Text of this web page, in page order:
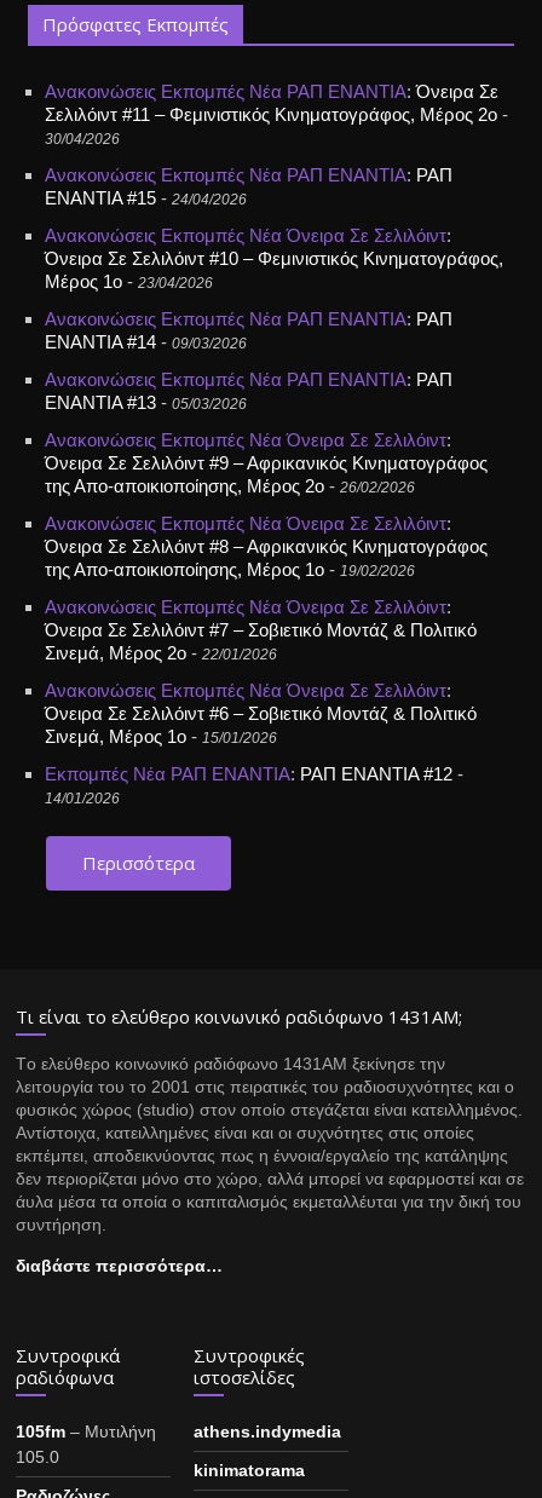
Πρόσφατες Εκπομπές
Ανακοινώσεις Εκπομπές Νέα ΡΑΠ ΕΝΑΝΤΙΑ:Όνειρα Σε
Σελιλόιντ #11 – Φεμινιστικός Κινηματογράφος, Μέρος 2ο -
30/04/2026
Ανακοινώσεις Εκπομπές Νέα ΡΑΠ ΕΝΑΝΤΙΑ: ΡΑΠ
ΕΝΑΝΤΙΑ #15 -24/04/2026
Ανακοινώσεις Εκπομπές Νέα Όνειρα Σε Σελιλόιντ:
Όνειρα Σε Σελιλόιντ #10 – Φεμινιστικός Κινηματογράφος,
Μέρος 1ο -23/04/2026
Ανακοινώσεις Εκπομπές Νέα ΡΑΠ ΕΝΑΝΤΙΑ: ΡΑΠ
ΕΝΑΝΤΙΑ #14 -09/03/2026
Ανακοινώσεις Εκπομπές Νέα ΡΑΠ ΕΝΑΝΤΙΑ: ΡΑΠ
ΕΝΑΝΤΙΑ #13 -05/03/2026
Ανακοινώσεις Εκπομπές Νέα Όνειρα Σε Σελιλόιντ:
Όνειρα Σε Σελιλόιντ #9 – Αφρικανικός Κινηματογράφος
της Απο-αποικιοποίησης, Μέρος 2ο -26/02/2026
Ανακοινώσεις Εκπομπές Νέα Όνειρα Σε Σελιλόιντ:
Όνειρα Σε Σελιλόιντ #8 – Αφρικανικός Κινηματογράφος
της Απο-αποικιοποίησης, Μέρος 1ο -19/02/2026
Ανακοινώσεις Εκπομπές Νέα Όνειρα Σε Σελιλόιντ:
Όνειρα Σε Σελιλόιντ #7 – Σοβιετικό Μοντάζ & Πολιτικό
Σινεμά, Μέρος 2ο -22/01/2026
Ανακοινώσεις Εκπομπές Νέα Όνειρα Σε Σελιλόιντ:
Όνειρα Σε Σελιλόιντ #6 – Σοβιετικό Μοντάζ & Πολιτικό
Σινεμά, Μέρος 1ο -15/01/2026
Εκπομπές Νέα ΡΑΠ ΕΝΑΝΤΙΑ: ΡΑΠ ΕΝΑΝΤΙΑ #12 -
14/01/2026
Περισσότερα
Τι είναι το ελεύθερο κοινωνικό ραδιόφωνο 1431ΑΜ;
Tο ελεύθερο κοινωνικό ραδιόφωνο 1431AM ξεκίνησε την
λειτουργία του το 2001 στις πειρατικές του ραδιοσυχνότητες και ο
φυσικός χώρος (studio) στον οποίο στεγάζεται είναι κατειλλημένος.
Αντίστοιχα, κατειλλημένες είναι και οι συχνότητες στις οποίες
εκπέμπει, αποδεικνύοντας πως η έννοια/εργαλείο της κατάληψης
δεν περιορίζεται μόνο στο χώρο, αλλά μπορεί να εφαρμοστεί και σε
άυλα μέσα τα οποία ο καπιταλισμός εκμεταλλέυται για την δική του
συντήρηση.
διαβάστε περισσότερα…
Συντροφικά
ραδιόφωνα
105fm – Μυτιλήνη
105.0
Συντροφικές
ιστοσελίδες
athens.indymedia
kinimatorama